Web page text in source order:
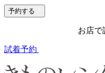
予約する
お店で
試着予約